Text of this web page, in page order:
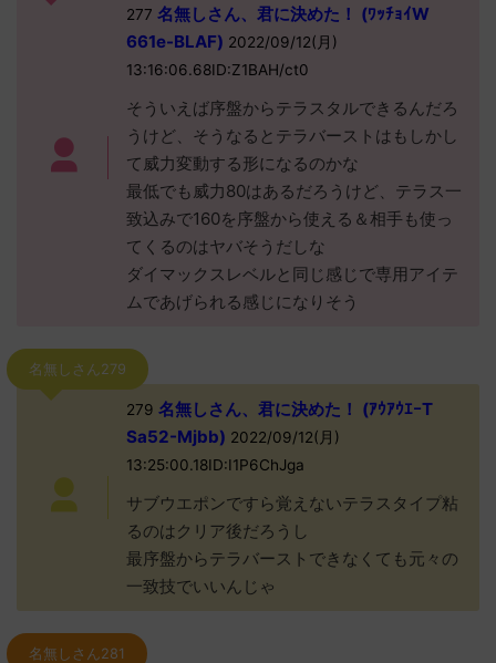
277 名無しさん、君に決めた！ (ﾜｯﾁｮｲW
661e-BLAF) 2022/09/12(月)
13:16:06.68ID:Z1BAH/ct0
そういえば序盤からテラスタルできるんだろ
うけど、そうなるとテラバーストはもしかし
て威力変動する形になるのかな
最低でも威力80はあるだろうけど、テラス一
致込みで160を序盤から使える＆相手も使っ
てくるのはヤバそうだしな
ダイマックスレベルと同じ感じで専用アイテ
ムであげられる感じになりそう
名無しさん279
279 名無しさん、君に決めた！ (ｱｳｱｳｴｰT
Sa52-Mjbb) 2022/09/12(月)
13:25:00.18ID:I1P6ChJga
サブウエポンですら覚えないテラスタイプ粘
るのはクリア後だろうし
最序盤からテラバーストできなくても元々の
一致技でいいんじゃ
名無しさん281